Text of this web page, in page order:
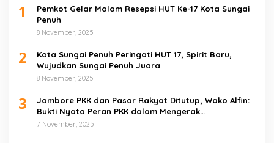
1
Pemkot Gelar Malam Resepsi HUT Ke-17 Kota Sungai
Penuh
8 November, 2025
2
Kota Sungai Penuh Peringati HUT 17, Spirit Baru,
Wujudkan Sungai Penuh Juara
8 November, 2025
3
Jambore PKK dan Pasar Rakyat Ditutup, Wako Alfin:
Bukti Nyata Peran PKK dalam Mengerak
Perekonomian Masyarakat
7 November, 2025